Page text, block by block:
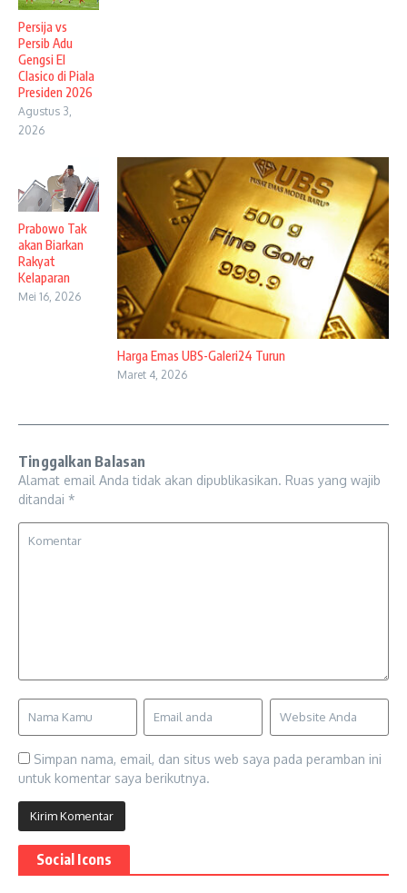
Persija vs
Persib Adu
Gengsi El
Clasico di Piala
Presiden 2026
Agustus 3,
2026
Prabowo Tak
akan Biarkan
Rakyat
Kelaparan
Mei 16, 2026
Harga Emas UBS-Galeri24 Turun
Maret 4, 2026
Tinggalkan Balasan
Alamat email Anda tidak akan dipublikasikan. Ruas yang wajib
ditandai *
Simpan nama, email, dan situs web saya pada peramban ini
untuk komentar saya berikutnya.
Social Icons